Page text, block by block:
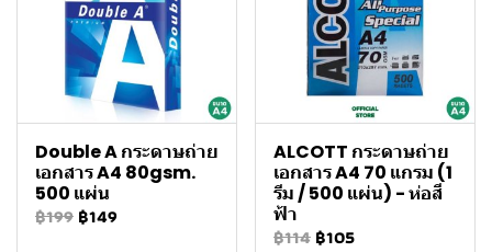
Double A กระดาษถ่าย
เอกสาร A4 80gsm.
500 แผ่น
฿199 ฿149
ALCOTT กระดาษถ่าย
เอกสาร A4 70 แกรม (1
รีม / 500 แผ่น) - ห่อสี
ฟ้า
฿114 ฿105